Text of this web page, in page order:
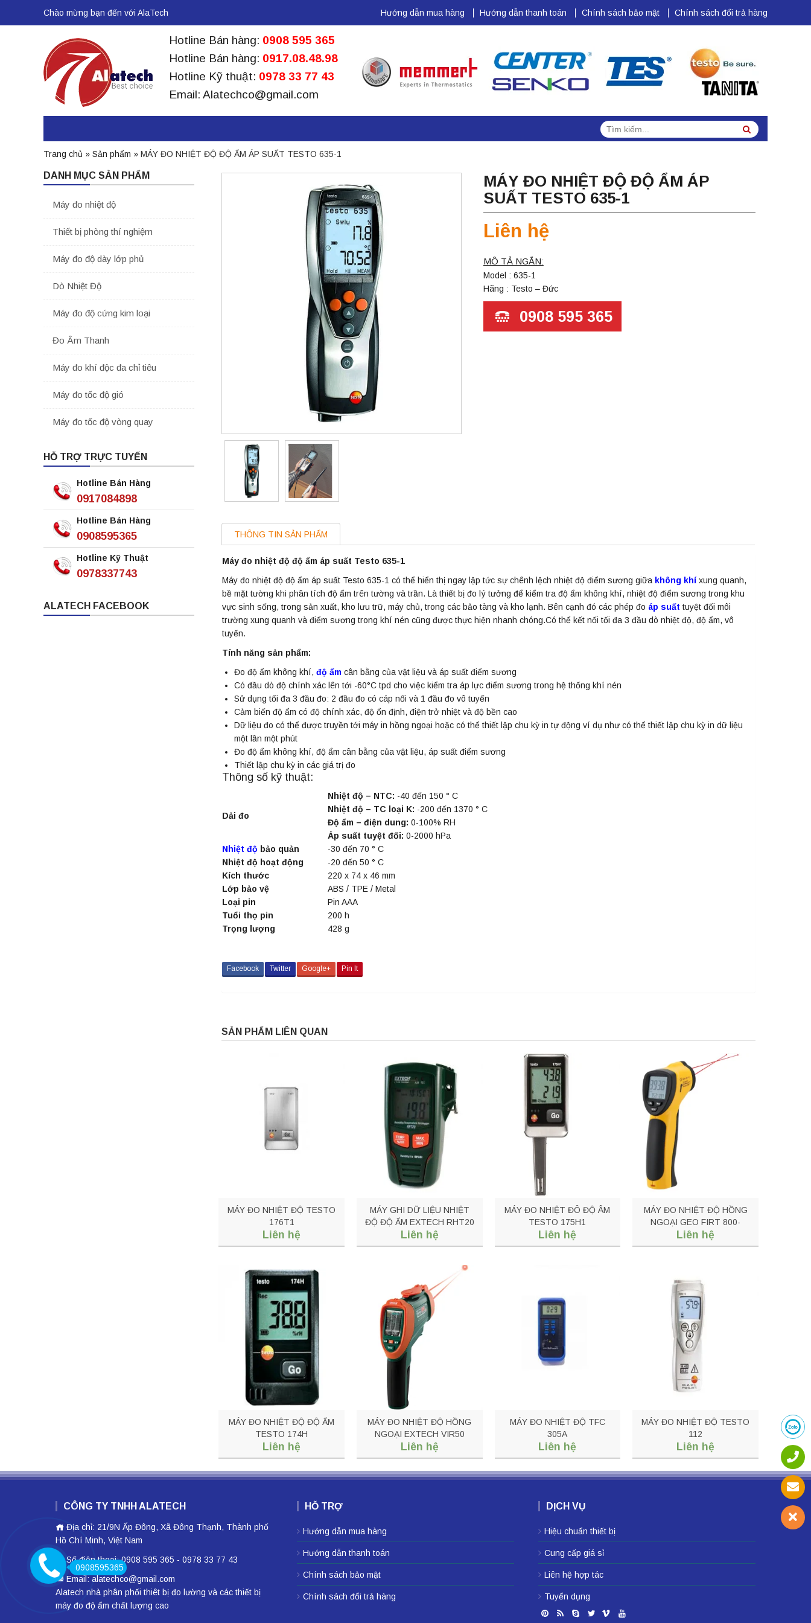
Chào mừng bạn đến với AlaTech Hướng dẫn mua hàng Hướng dẫn thanh toán Chính sách bảo mật Chính sách đổi trả hàng
Hotline Bán hàng: 0908 595 365
Hotline Bán hàng: 0917.08.48.98
Hotline Kỹ thuật: 0978 33 77 43
Email: Alatechco@gmail.com
Tìm
kiếm:
Search
Trang chủ » Sản phẩm » MÁY ĐO NHIỆT ĐỘ ĐỘ ẨM ÁP SUẤT TESTO 635-1
MÁY ĐO NHIỆT ĐỘ ĐỘ ẨM ÁP
SUẤT TESTO 635-1
Liên hệ
MÔ TẢ NGẮN:
Model : 635-1
Hãng : Testo – Đức
0908 595 365
THÔNG TIN SẢN PHẨM
Máy đo nhiệt độ độ ẩm áp suất Testo 635-1
Máy đo nhiệt độ độ ẩm áp suất Testo 635-1 có thể hiển thị ngay lập tức sự chênh lệch nhiệt độ điểm sương giữa không khí xung quanh,
bề mặt tường khi phân tích độ ẩm trên tường và trần. Là thiết bị đo lý tưởng để kiểm tra độ ẩm không khí, nhiệt độ điểm sương trong khu
vực sinh sống, trong sản xuất, kho lưu trữ, máy chủ, trong các bảo tàng và kho lạnh. Bên cạnh đó các phép đo áp suất tuyệt đối môi
trường xung quanh và điểm sương trong khí nén cũng được thực hiện nhanh chóng.Có thể kết nối tối đa 3 đầu dò nhiệt độ, độ ẩm, vô
tuyến.
Tính năng sản phẩm:
Đo độ ẩm không khí,độ ẩm cân bằng của vật liệu và áp suất điểm sương
Có đầu dò độ chính xác lên tới -60°C tpd cho việc kiểm tra áp lực điểm sương trong hệ thống khí nén
Sử dụng tối đa 3 đầu đo: 2 đầu đo có cáp nối và 1 đầu đo vô tuyến
Cảm biến độ ẩm có độ chính xác, độ ổn định, điện trở nhiệt và độ bền cao
Dữ liệu đo có thể được truyền tới máy in hồng ngoại hoặc có thể thiết lập chu kỳ in tự động ví dụ như có thể thiết lập chu kỳ in dữ liệu
một lần một phút
Đo độ ẩm không khí, độ ẩm cân bằng của vật liệu, áp suất điểm sương
Thiết lập chu kỳ in các giá trị đo
Thông số kỹ thuật:
Dải đo
Nhiệt độ – NTC: -40 đến 150 ° C
Nhiệt độ – TC loại K: -200 đến 1370 ° C
Độ ẩm – điện dung:0-100% RH
Áp suất tuyệt đối:0-2000 hPa
Nhiệt độ bảo quản
-30 đến 70 ° C
Nhiệt độ hoạt động
-20 đến 50 ° C
Kích thước
220 x 74 x 46 mm
Lớp bảo vệ
ABS / TPE / Metal
Loại pin
Pin AAA
Tuổi thọ pin
200 h
Trọng lượng
428 g
Facebook Twitter Google+ Pin It
SẢN PHẨM LIÊN QUAN
MÁY ĐO NHIỆT ĐỘ TESTO
176T1
Liên hệ
MÁY GHI DỮ LIỆU NHIỆT
ĐỘ ĐỘ ẨM EXTECH RHT20
Liên hệ
MÁY ĐO NHIỆT ĐÔ ĐỘ ÂM
TESTO 175H1
Liên hệ
MÁY ĐO NHIỆT ĐỘ HỒNG
NGOẠI GEO FIRT 800-
POCKET
Liên hệ
MÁY ĐO NHIỆT ĐỘ ĐỘ ẨM
TESTO 174H
Liên hệ
MÁY ĐO NHIỆT ĐỘ HỒNG
NGOẠI EXTECH VIR50
Liên hệ
MÁY ĐO NHIỆT ĐỘ TFC
305A
Liên hệ
MÁY ĐO NHIỆT ĐỘ TESTO
112
Liên hệ
DANH MỤC SẢN PHẨM
Máy đo nhiệt độ
Thiết bị phòng thí nghiệm
Máy đo độ dày lớp phủ
Dò Nhiệt Độ
Máy đo độ cứng kim loại
Đo Âm Thanh
Máy đo khí độc đa chỉ tiêu
Máy đo tốc độ gió
Máy đo tốc độ vòng quay
HỖ TRỢ TRỰC TUYẾN
Hotline Bán Hàng
0917084898
Hotline Bán Hàng
0908595365
Hotline Kỹ Thuật
0978337743
ALATECH FACEBOOK
CÔNG TY TNHH ALATECH
Địa chỉ: 21/9N Ấp Đông, Xã Đông Thạnh, Thành phố
Hồ Chí Minh, Việt Nam
Số điện thoại: 0908 595 365 - 0978 33 77 43
Email: alatechco@gmail.com
Alatech nhà phân phối thiêt bị đo lường và các thiết bị
máy đo độ ẩm chất lượng cao
HỖ TRỢ
Hướng dẫn mua hàng
Hướng dẫn thanh toán
Chính sách bảo mật
Chính sách đổi trả hàng
DỊCH VỤ
Hiệu chuẩn thiết bị
Cung cấp giá sỉ
Liên hệ hợp tác
Tuyển dụng
0908595365